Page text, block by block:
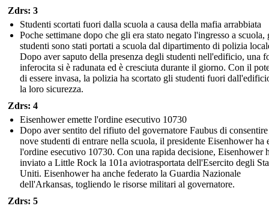
Zdrs: 3
Studenti scortati fuori dalla scuola a causa della mafia arrabbiata
Poche settimane dopo che gli era stato negato l'ingresso a scuola,
studenti sono stati portati a scuola dal dipartimento di polizia
Dopo aver saputo della presenza degli studenti nell'edificio, una
inferocita si è radunata ed è cresciuta durante il giorno. Con il
di essere invasa, la polizia ha scortato gli studenti fuori
la loro sicurezza.
Zdrs: 4
Eisenhower emette l'ordine esecutivo 10730
Dopo aver sentito del rifiuto del governatore Faubus di
nove studenti di entrare nella scuola, il presidente Eisenhower ha
l'ordine esecutivo 10730. Con una rapida decisione, Eisenhower
inviato a Little Rock la 101a aviotrasportata dell'Esercito degli
Uniti. Eisenhower ha anche federato la Guardia Nazionale
dell'Arkansas, togliendo le risorse militari al governatore.
Zdrs: 5